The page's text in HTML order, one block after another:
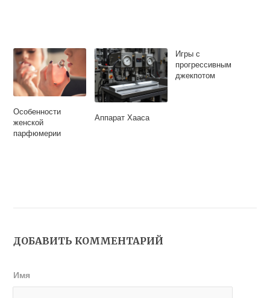
Особенности
женской
парфюмерии
Аппарат Хааса
Игры с
прогрессивным
джекпотом
ДОБАВИТЬ КОММЕНТАРИЙ
Имя